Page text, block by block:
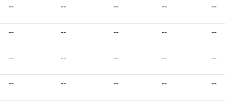
-- -- -- -- --
-- -- -- -- --
-- -- -- -- --
-- -- -- -- --